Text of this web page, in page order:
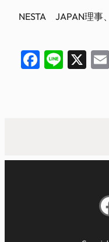
NESTA JAPAN理
Line
X